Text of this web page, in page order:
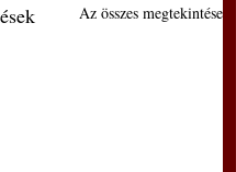
Az összes megtekintése